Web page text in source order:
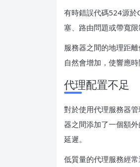
有時錯誤代碼524源於
塞、路由問題或帶寬限
服務器之間的地理距
自然會增加，使響應時
代理配置不足
對於使用代理服務器
器之間添加了一個額
延遲。
低質量的代理服務經